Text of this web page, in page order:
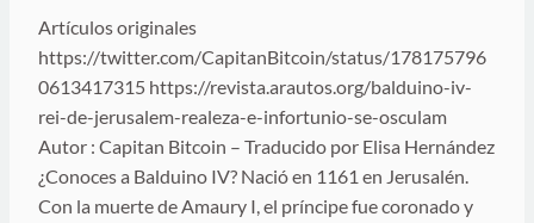
Artículos originales
https://twitter.com/CapitanBitcoin/status/178175796
0613417315 https://revista.arautos.org/balduino-iv-
rei-de-jerusalem-realeza-e-infortunio-se-osculam
Autor : Capitan Bitcoin – Traducido por Elisa Hernández
¿Conoces a Balduino IV? Nació en 1161 en Jerusalén.
Con la muerte de Amaury I, el príncipe fue coronado y